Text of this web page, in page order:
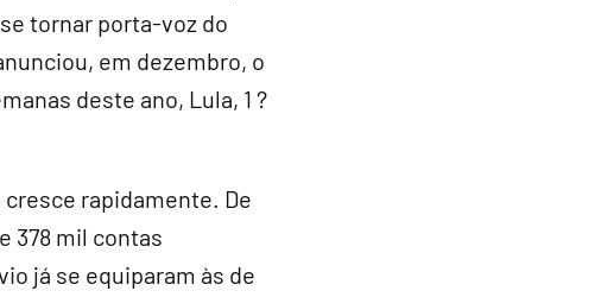
tornar porta-voz do
em dezembro, o
deste ano, Lula, 1 ?
rapidamente. De
378 mil contas
já se equiparam às de